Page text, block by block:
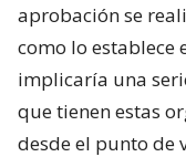
aprobación se
como lo establece
implicaría una
que tienen estas
desde el punto de